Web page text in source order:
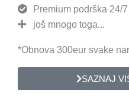
Premium podrška 24/7
još mnogo toga...
*Obnova 300eur svake
SAZNAJ